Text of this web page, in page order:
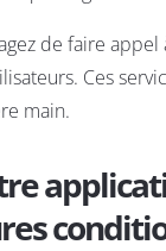
de faire appel
Ces
main.